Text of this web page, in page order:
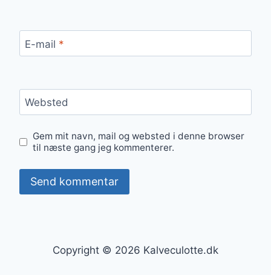
E-mail *
Websted
Gem mit navn, mail og websted i denne browser
til næste gang jeg kommenterer.
Copyright © 2026 Kalveculotte.dk